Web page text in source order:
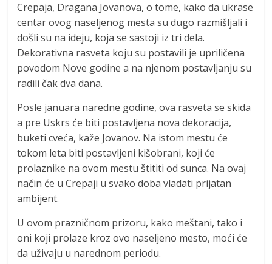
Crepaja, Dragana Jovanova, o tome, kako da ukrase
centar ovog naseljenog mesta su dugo razmišljali i
došli su na ideju, koja se sastoji iz tri dela.
Dekorativna rasveta koju su postavili je upriličena
povodom Nove godine a na njenom postavljanju su
radili čak dva dana.
Posle januara naredne godine, ova rasveta se skida
a pre Uskrs će biti postavljena nova dekoracija,
buketi cveća, kaže Jovanov. Na istom mestu će
tokom leta biti postavljeni kišobrani, koji će
prolaznike na ovom mestu štititi od sunca. Na ovaj
način će u Crepaji u svako doba vladati prijatan
ambijent.
U ovom prazničnom prizoru, kako meštani, tako i
oni koji prolaze kroz ovo naseljeno mesto, moći će
da uživaju u narednom periodu.